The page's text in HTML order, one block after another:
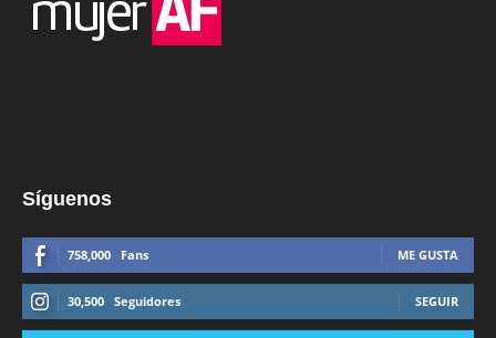
Síguenos
758,000 Fans ME GUSTA
30,500 Seguidores SEGUIR